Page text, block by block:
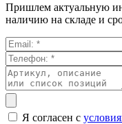
Пришлем актуальную
наличию на складе и
Я согласен с